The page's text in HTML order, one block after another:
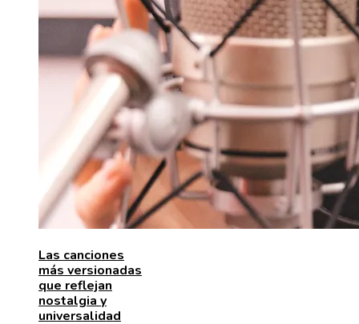
Las canciones
más versionadas
que reflejan
nostalgia y
universalidad